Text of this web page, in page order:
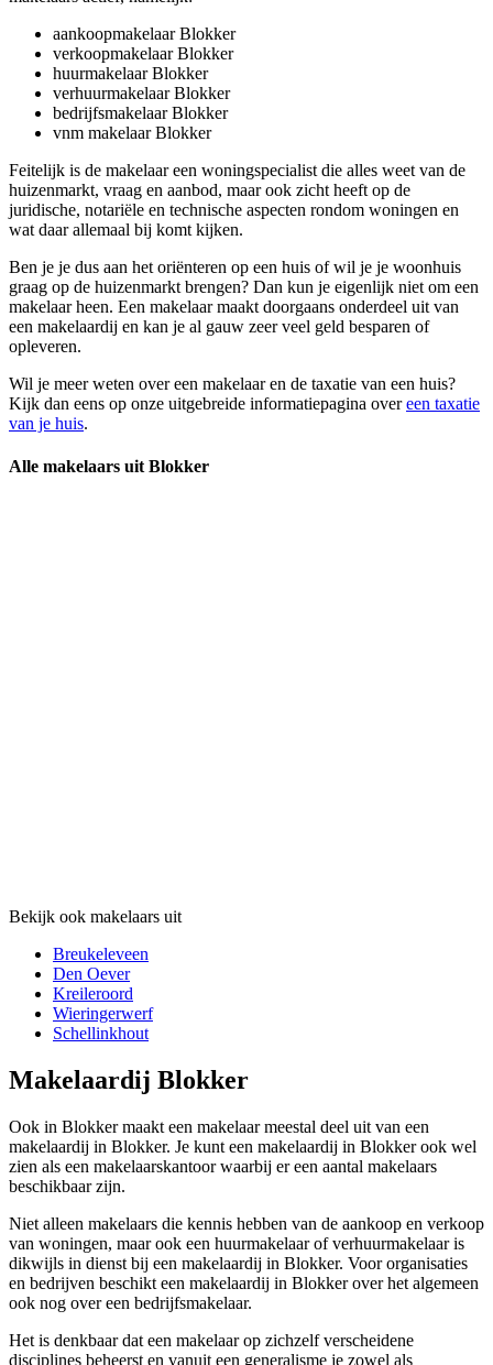
aankoopmakelaar Blokker
verkoopmakelaar Blokker
huurmakelaar Blokker
verhuurmakelaar Blokker
bedrijfsmakelaar Blokker
vnm makelaar Blokker
Feitelijk is de makelaar een woningspecialist die alles weet van de
huizenmarkt, vraag en aanbod, maar ook zicht heeft op de
juridische, notariële en technische aspecten rondom woningen en
wat daar allemaal bij komt kijken.
Ben je je dus aan het oriënteren op een huis of wil je je woonhuis
graag op de huizenmarkt brengen? Dan kun je eigenlijk niet om een
makelaar heen. Een makelaar maakt doorgaans onderdeel uit van
een makelaardij en kan je al gauw zeer veel geld besparen of
opleveren.
Wil je meer weten over een makelaar en de taxatie van een huis?
Kijk dan eens op onze uitgebreide informatiepagina overeen taxatie
van je huis.
Alle makelaars uit Blokker
Bekijk ook makelaars uit
Breukeleveen
Den Oever
Kreileroord
Wieringerwerf
Schellinkhout
Makelaardij Blokker
Ook in Blokker maakt een makelaar meestal deel uit van een
makelaardij in Blokker. Je kunt een makelaardij in Blokker ook wel
zien als een makelaarskantoor waarbij er een aantal makelaars
beschikbaar zijn.
Niet alleen makelaars die kennis hebben van de aankoop en verkoop
van woningen, maar ook een huurmakelaar of verhuurmakelaar is
dikwijls in dienst bij een makelaardij in Blokker. Voor organisaties
en bedrijven beschikt een makelaardij in Blokker over het algemeen
ook nog over een bedrijfsmakelaar.
Het is denkbaar dat een makelaar op zichzelf verscheidene
disciplines beheerst en vanuit een generalisme je zowel als